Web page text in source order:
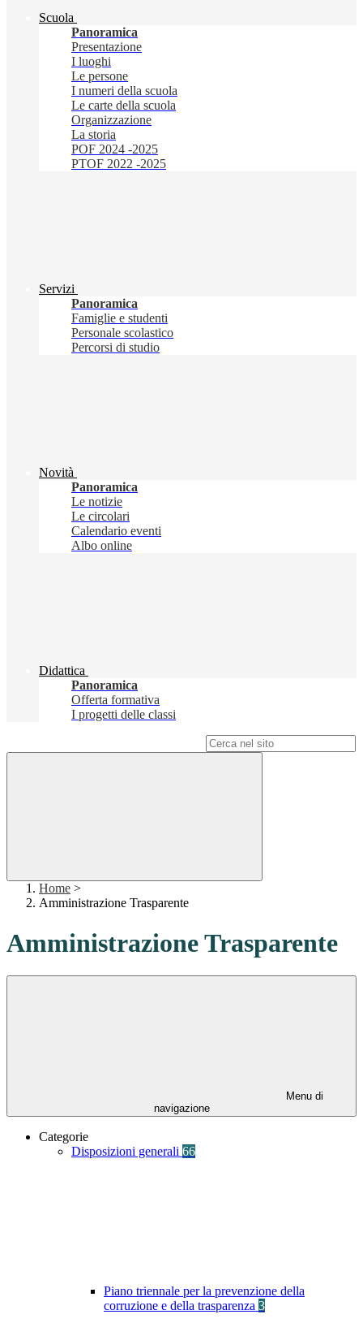
Scuola
Panoramica
Presentazione
I luoghi
Le persone
I numeri della scuola
Le carte della scuola
Organizzazione
La storia
POF 2024 -2025
PTOF 2022 -2025
Servizi
Panoramica
Famiglie e studenti
Personale scolastico
Percorsi di studio
Novità
Panoramica
Le notizie
Le circolari
Calendario eventi
Albo online
Didattica
Panoramica
Offerta formativa
I progetti delle classi
Home >
Amministrazione Trasparente
Amministrazione Trasparente
Menu di
navigazione
Categorie
Disposizioni generali 66
Piano triennale per la prevenzione della
corruzione e della trasparenza 3